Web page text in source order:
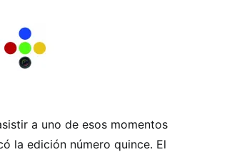
a uno de esos momentos
la edición número quince. El